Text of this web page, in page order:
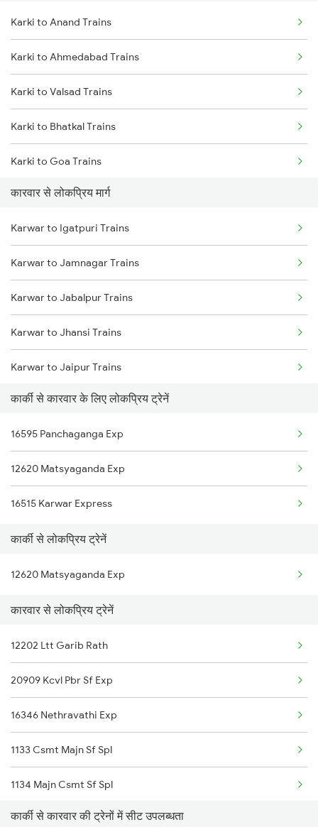
Karki to Anand Trains
Karki to Ahmedabad Trains
Karki to Valsad Trains
Karki to Bhatkal Trains
Karki to Goa Trains
Karki to Mangaluru Trains
Karki to Mulki Trains
Karki to Mysore Trains
Karki to Bengaluru Trains
कारवार से लोकप्रिय मार्ग
Karwar to Igatpuri Trains
Karwar to Jamnagar Trains
Karwar to Jabalpur Trains
Karwar to Jhansi Trains
Karwar to Jaipur Trains
Karwar to Jodhpur Trains
Karwar to Puttur Trains
Karwar to Kankavali Trains
Karwar to Karur Trains
Karwar to Kishangarh Trains
Karwar to Kumta Trains
Karwar to Kottayam Trains
Karwar to Moodalkatte Trains
Karwar to Kayamkulam Trains
कार्की से कारवार के लिए लोकप्रिय ट्रेनें
16595 Panchaganga Exp
12620 Matsyaganda Exp
16515 Karwar Express
कार्की से लोकप्रिय ट्रेनें
12620 Matsyaganda Exp
कारवार से लोकप्रिय ट्रेनें
12202 Ltt Garib Rath
20909 Kcvl Pbr Sf Exp
16346 Nethravathi Exp
1133 Csmt Majn Sf Spl
1134 Majn Csmt Sf Spl
1213 Ltt Kcvl Sup Spl
कार्की से कारवार की ट्रेनों में सीट उपलब्धता